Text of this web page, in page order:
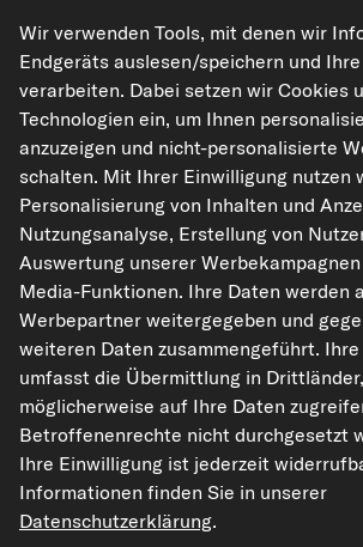
kfzteile24.de carpardoo.nl
carpardoo.dk
Die hier dargestellten Daten, insbesondere die
nicht vervielfältigt werden. Die Vervielfältigung und
der Datenbank ohne vorherige Einwilligung von
Einbeziehung Dritter in solche Aktivitäten ist streng
unautorisierte Nutzung von Inhalten stellt eine
dar und kann rechtliche Schritte nach sich ziehen.
Vertrag widerrufen
© 2026 kfzteile24 GmbH - Alle Rechte
Wir verwenden Tools, mit denen wir
Endgeräts auslesen/speichern und
verarbeiten. Dabei setzen wir Cookies
Technologien ein, um Ihnen
anzuzeigen und nicht-personalisierte
schalten. Mit Ihrer Einwilligung nutzen
Personalisierung von Inhalten und
Nutzungsanalyse, Erstellung von
Auswertung unserer
Media-Funktionen. Ihre Daten werden
Werbepartner weitergegeben und
weiteren Daten zusammengeführt.
umfasst die Übermittlung in
möglicherweise auf Ihre Daten
Betroffenenrechte nicht durchgesetzt
Ihre Einwilligung ist jederzeit
Informationen finden Sie in unserer
Datenschutzerklärung.